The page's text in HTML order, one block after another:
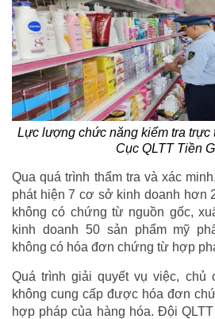
Lực lượng chức năng kiểm tra trực
Cục QLTT Tiền
Qua quá trình thẩm tra và xác
phát hiện 7 cơ sở kinh doanh hơn
không có chứng từ nguồn gốc,
kinh doanh 50 sản phẩm mỹ
không có hóa đơn chứng từ hợp
Quá trình giải quyết vụ việc, chủ
không cung cấp được hóa đơn
hợp pháp của hàng hóa. Đội